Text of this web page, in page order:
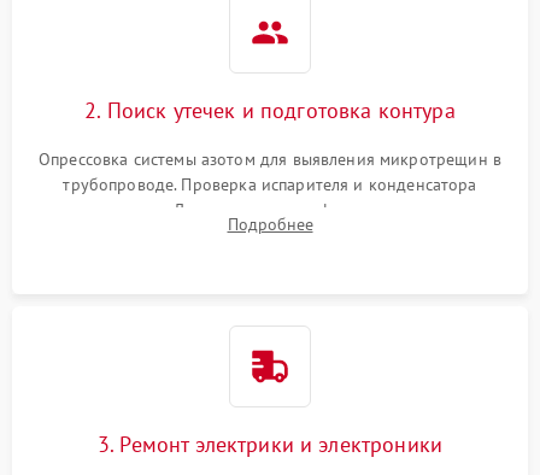
2. Поиск утечек и подготовка контура
Опрессовка системы азотом для выявления микротрещин в
трубопроводе. Проверка испарителя и конденсатора
течеискателем. Демонтаж старого фильтра-осушителя и
продувка капиллярной трубки для устранения засоров.
Подробнее
3. Ремонт электрики и электроники